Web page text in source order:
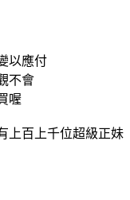
以應付
不會
喔
上百上千位超級正妹